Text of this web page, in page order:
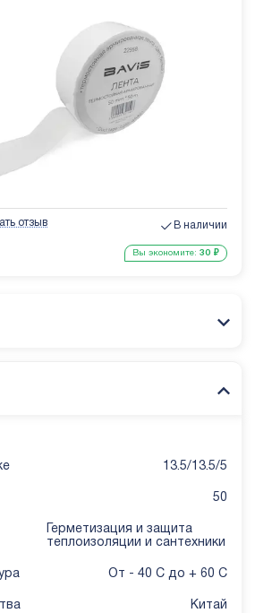
отзыв В наличии
Вы экономите: 30 ₽
13.5/13.5/5
50
Герметизация и защита
теплоизоляции и сантехники
От - 40 С до + 60 С
Китай